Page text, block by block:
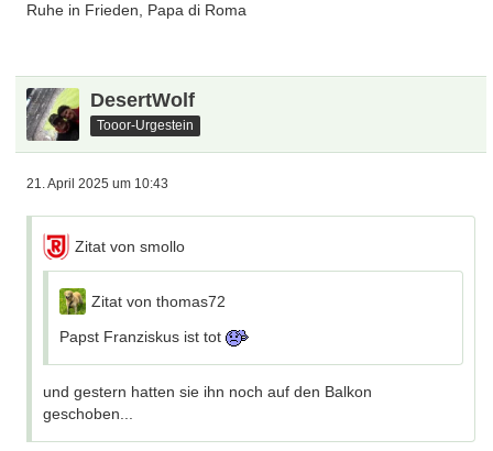
Ruhe in Frieden, Papa di Roma
DesertWolf
Tooor-Urgestein
21. April 2025 um 10:43
Zitat von smollo
Zitat von thomas72
Papst Franziskus ist tot
und gestern hatten sie ihn noch auf den Balkon
geschoben...